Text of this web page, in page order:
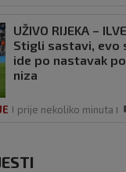
UŽIVO RIJEKA –
Stigli sastavi, evo
ide po nastavak
niza
prije nekoliko minuta